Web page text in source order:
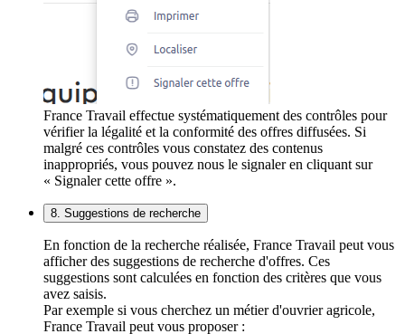
France Travail effectue systématiquement des contrôles pour
vérifier la légalité et la conformité des offres diffusées. Si
malgré ces contrôles vous constatez des contenus
inappropriés, vous pouvez nous le signaler en cliquant sur
« Signaler cette offre ».
8. Suggestions de recherche
En fonction de la recherche réalisée, France Travail peut vous
afficher des suggestions de recherche d'offres. Ces
suggestions sont calculées en fonction des critères que vous
avez saisis.
Par exemple si vous cherchez un métier d'ouvrier agricole,
France Travail peut vous proposer :